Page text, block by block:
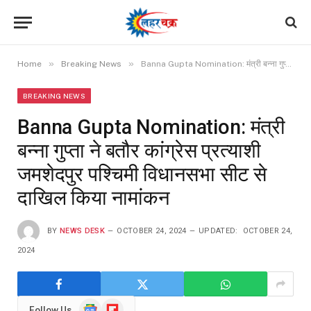
Home » Breaking News » Banna Gupta Nomination: मंत्री बन्ना गुप्ता ने बतौर कांग्रेस प्रत्याशी जमशेदपुर पश्चिमी विधानसभा सीट से दाखिल किया नामांकन
BREAKING NEWS
Banna Gupta Nomination: मंत्री
बन्ना गुप्ता ने बतौर कांग्रेस प्रत्याशी
जमशेदपुर पश्चिमी विधानसभा सीट से
दाखिल किया नामांकन
BY NEWS DESK OCTOBER 24, 2024 UPDATED: OCTOBER 24,
2024
GoogleFlipboard